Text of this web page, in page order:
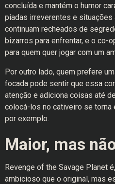
concluída e mantém o humor
piadas irreverentes e situações
continuam recheados de
bizarros para enfrentar, e o co-
para quem quer jogar com um
Por outro lado, quem prefere
focada pode sentir que essa
atenção e adiciona coisas até
colocá-los no cativeiro se torna
por exemplo.
Maior, mas
Revenge of the Savage Planet
ambicioso que o original, mas